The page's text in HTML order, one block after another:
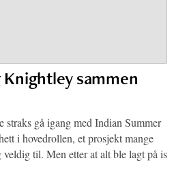
sammen
straks gå igang med Indian Summer
i hovedrollen, et prosjekt mange
veldig til. Men etter at alt ble lagt på is